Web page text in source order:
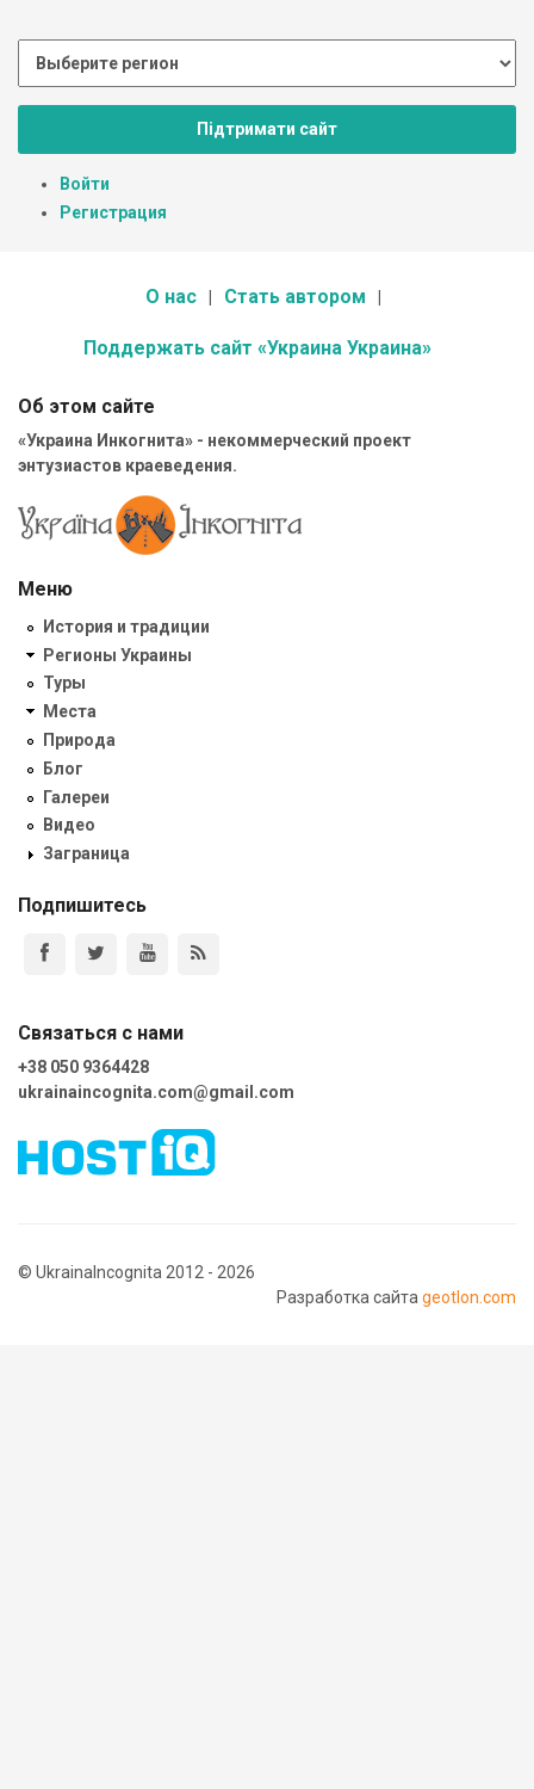
Підтримати сайт
Войти
Регистрация
О нас Стать автором
Поддержать сайт «Украина Украина»
Об этом сайте
«Украина Инкогнита» - некоммерческий проект
энтузиастов краеведения.
Меню
История и традиции
Регионы Украины
Туры
Места
Природа
Блог
Галереи
Видео
Заграница
Подпишитесь
Связаться с нами
+38 050 9364428
ukrainaincognita.com@gmail.com
© UkrainaIncognita 2012 - 2026
Разработка сайта geotlon.com